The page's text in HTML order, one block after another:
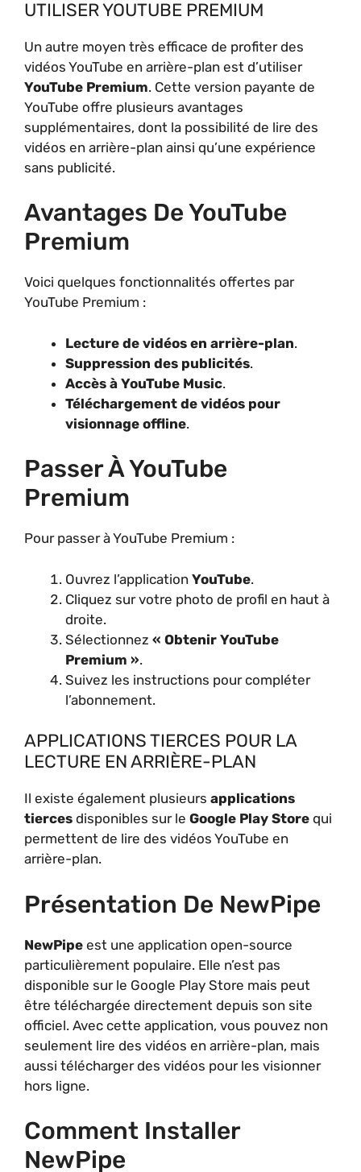
UTILISER YOUTUBE PREMIUM
Un autre moyen très efficace de profiter des
vidéos YouTube en arrière-plan est d’utiliser
YouTube Premium. Cette version payante de
YouTube offre plusieurs avantages
supplémentaires, dont la possibilité de lire des
vidéos en arrière-plan ainsi qu’une expérience
sans publicité.
Avantages De YouTube
Premium
Voici quelques fonctionnalités offertes par
YouTube Premium :
Lecture de vidéos en arrière-plan.
Suppression des publicités.
Accès à YouTube Music.
Téléchargement de vidéos pour
visionnage offline.
Passer À YouTube
Premium
Pour passer à YouTube Premium :
Ouvrez l’application YouTube.
Cliquez sur votre photo de profil en haut à
droite.
Sélectionnez « Obtenir YouTube
Premium ».
Suivez les instructions pour compléter
l’abonnement.
APPLICATIONS TIERCES POUR LA
LECTURE EN ARRIÈRE-PLAN
Il existe également plusieurs applications
tierces disponibles sur le Google Play Store qui
permettent de lire des vidéos YouTube en
arrière-plan.
Présentation De NewPipe
NewPipe est une application open-source
particulièrement populaire. Elle n’est pas
disponible sur le Google Play Store mais peut
être téléchargée directement depuis son site
officiel. Avec cette application, vous pouvez non
seulement lire des vidéos en arrière-plan, mais
aussi télécharger des vidéos pour les visionner
hors ligne.
Comment Installer
NewPipe